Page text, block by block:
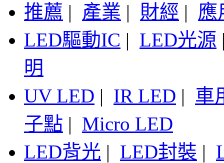
推薦 | 產業 | 財經 | 應
LED驅動IC | LED光源
明
UV LED | IR LED | 車
子點 | Micro LED
LED背光 | LED封裝 |